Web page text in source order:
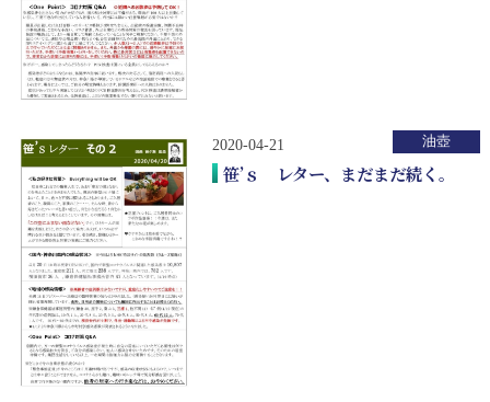
2020-04-21
笹’ｓ レター、まだまだ続く。
油壺